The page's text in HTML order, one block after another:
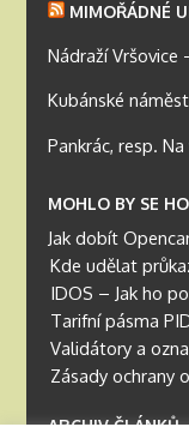
MIMOŘÁDNÉ
Nádraží Vršovice
Kubánské
Pankrác, resp.
MOHLO BY SE
Jak dobít
Kde udělat
IDOS – Jak ho
Tarifní pásma
Validátory a
Zásady ochrany
ARCHIV ČLÁNKŮ